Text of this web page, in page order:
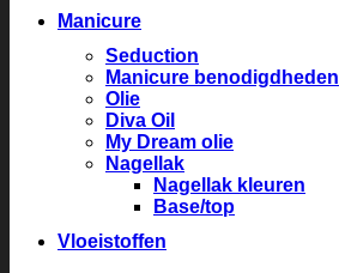
Manicure
Seduction
Manicure benodigdheden
Olie
Diva Oil
My Dream olie
Nagellak
Nagellak kleuren
Base/top
Vloeistoffen